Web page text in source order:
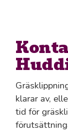
klarar av,
tid för